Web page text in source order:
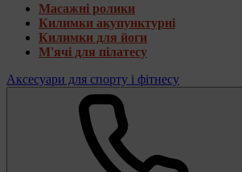
Масажні ролики
Килимки акупунктурні
Килимки для йоги
М'ячі для пілатесу
Аксесуари для спорту і фітнесу